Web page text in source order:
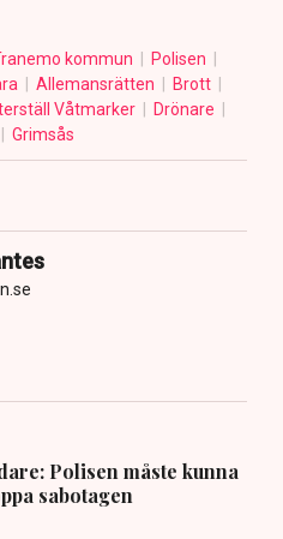
kommun
Polisen
Allemansrätten
Brott
Våtmarker
Drönare
Grimsås
Polisen måste kunna
sabotagen